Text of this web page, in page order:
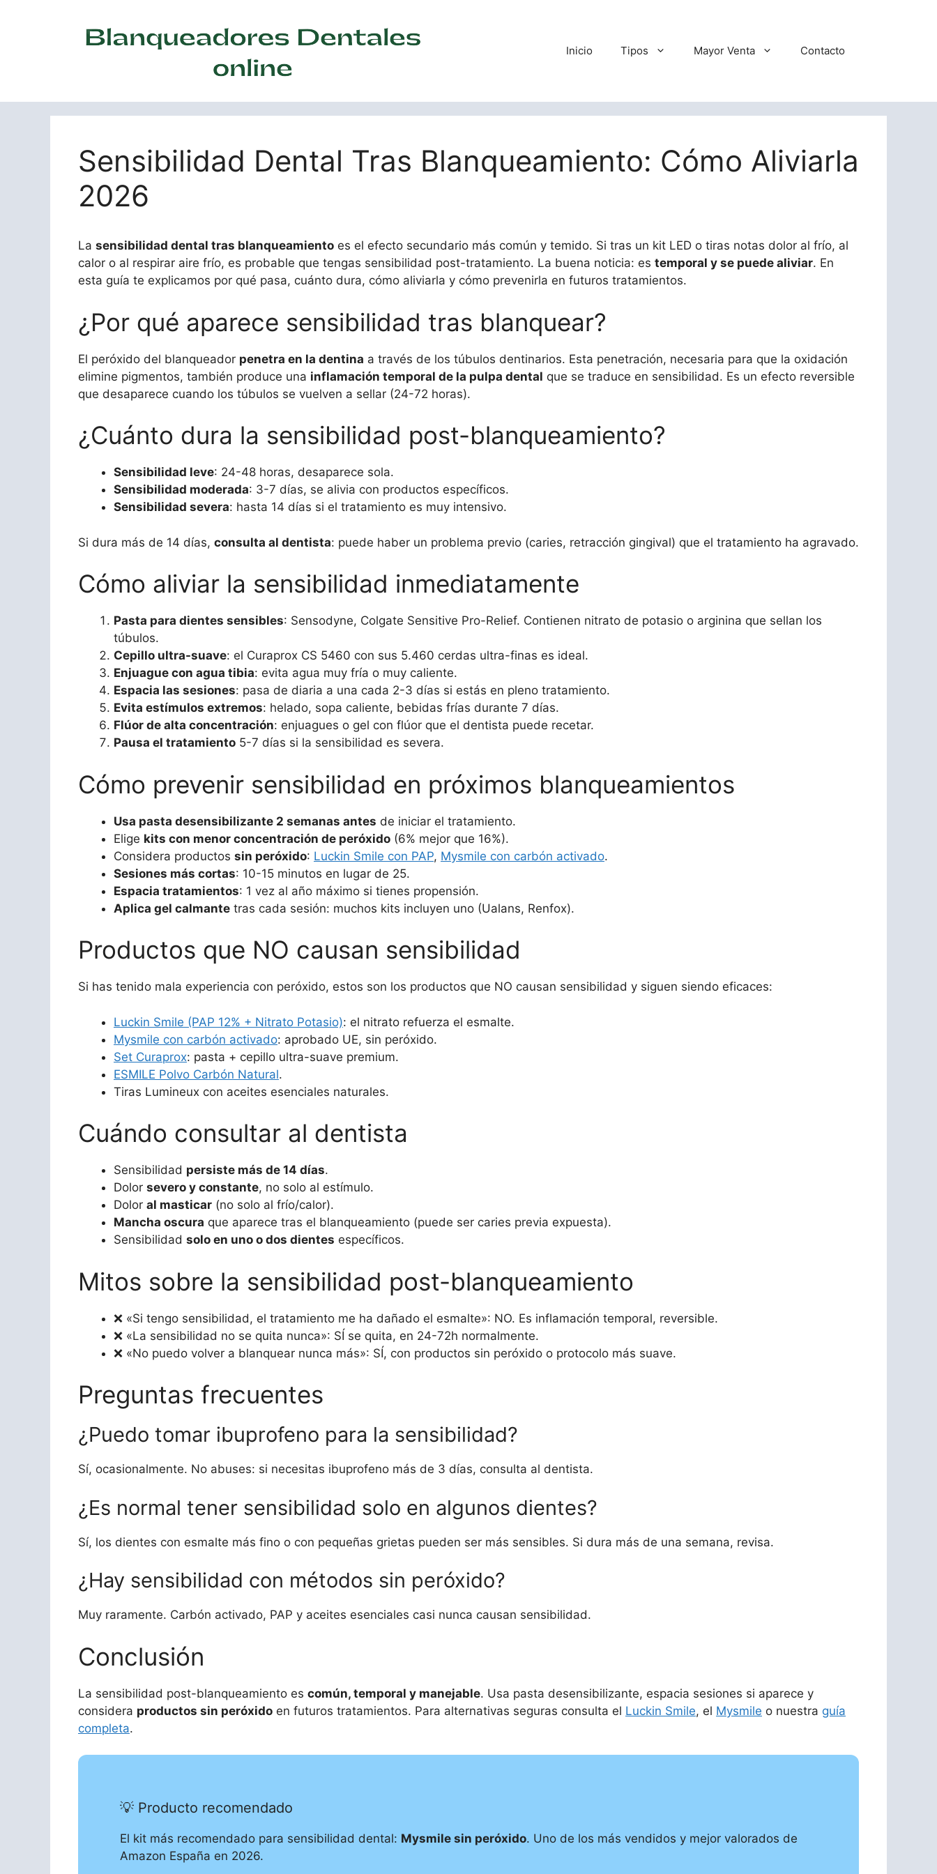
Inicio Tipos Mayor Venta Contacto
Sensibilidad Dental Tras Blanqueamiento: Cómo Aliviarla
2026
La sensibilidad dental tras blanqueamiento es el efecto secundario más común y temido. Si tras un kit LED o tiras notas dolor al frío, al
calor o al respirar aire frío, es probable que tengas sensibilidad post-tratamiento. La buena noticia: es temporal y se puede aliviar. En
esta guía te explicamos por qué pasa, cuánto dura, cómo aliviarla y cómo prevenirla en futuros tratamientos.
¿Por qué aparece sensibilidad tras blanquear?
El peróxido del blanqueador penetra en la dentina a través de los túbulos dentinarios. Esta penetración, necesaria para que la oxidación
elimine pigmentos, también produce una inflamación temporal de la pulpa dental que se traduce en sensibilidad. Es un efecto reversible
que desaparece cuando los túbulos se vuelven a sellar (24-72 horas).
¿Cuánto dura la sensibilidad post-blanqueamiento?
Sensibilidad leve: 24-48 horas, desaparece sola.
Sensibilidad moderada: 3-7 días, se alivia con productos específicos.
Sensibilidad severa: hasta 14 días si el tratamiento es muy intensivo.
Si dura más de 14 días, consulta al dentista: puede haber un problema previo (caries, retracción gingival) que el tratamiento ha agravado.
Cómo aliviar la sensibilidad inmediatamente
Pasta para dientes sensibles: Sensodyne, Colgate Sensitive Pro-Relief. Contienen nitrato de potasio o arginina que sellan los
túbulos.
Cepillo ultra-suave: el Curaprox CS 5460 con sus 5.460 cerdas ultra-finas es ideal.
Enjuague con agua tibia: evita agua muy fría o muy caliente.
Espacia las sesiones: pasa de diaria a una cada 2-3 días si estás en pleno tratamiento.
Evita estímulos extremos: helado, sopa caliente, bebidas frías durante 7 días.
Flúor de alta concentración: enjuagues o gel con flúor que el dentista puede recetar.
Pausa el tratamiento 5-7 días si la sensibilidad es severa.
Cómo prevenir sensibilidad en próximos blanqueamientos
Usa pasta desensibilizante 2 semanas antes de iniciar el tratamiento.
Elige kits con menor concentración de peróxido (6% mejor que 16%).
Considera productos sin peróxido: Luckin Smile con PAP, Mysmile con carbón activado.
Sesiones más cortas: 10-15 minutos en lugar de 25.
Espacia tratamientos: 1 vez al año máximo si tienes propensión.
Aplica gel calmante tras cada sesión: muchos kits incluyen uno (Ualans, Renfox).
Productos que NO causan sensibilidad
Si has tenido mala experiencia con peróxido, estos son los productos que NO causan sensibilidad y siguen siendo eficaces:
Luckin Smile (PAP 12% + Nitrato Potasio): el nitrato refuerza el esmalte.
Mysmile con carbón activado: aprobado UE, sin peróxido.
Set Curaprox: pasta + cepillo ultra-suave premium.
ESMILE Polvo Carbón Natural.
Tiras Lumineux con aceites esenciales naturales.
Cuándo consultar al dentista
Sensibilidad persiste más de 14 días.
Dolor severo y constante, no solo al estímulo.
Dolor al masticar (no solo al frío/calor).
Mancha oscura que aparece tras el blanqueamiento (puede ser caries previa expuesta).
Sensibilidad solo en uno o dos dientes específicos.
Mitos sobre la sensibilidad post-blanqueamiento
❌ «Si tengo sensibilidad, el tratamiento me ha dañado el esmalte»: NO. Es inflamación temporal, reversible.
❌ «La sensibilidad no se quita nunca»: SÍ se quita, en 24-72h normalmente.
❌ «No puedo volver a blanquear nunca más»: SÍ, con productos sin peróxido o protocolo más suave.
Preguntas frecuentes
¿Puedo tomar ibuprofeno para la sensibilidad?
Sí, ocasionalmente. No abuses: si necesitas ibuprofeno más de 3 días, consulta al dentista.
¿Es normal tener sensibilidad solo en algunos dientes?
Sí, los dientes con esmalte más fino o con pequeñas grietas pueden ser más sensibles. Si dura más de una semana, revisa.
¿Hay sensibilidad con métodos sin peróxido?
Muy raramente. Carbón activado, PAP y aceites esenciales casi nunca causan sensibilidad.
Conclusión
La sensibilidad post-blanqueamiento es común, temporal y manejable. Usa pasta desensibilizante, espacia sesiones si aparece y
considera productos sin peróxido en futuros tratamientos. Para alternativas seguras consulta el Luckin Smile, el Mysmile o nuestra guía
completa.
💡 Producto recomendado
El kit más recomendado para sensibilidad dental: Mysmile sin peróxido. Uno de los más vendidos y mejor valorados de
Amazon España en 2026.